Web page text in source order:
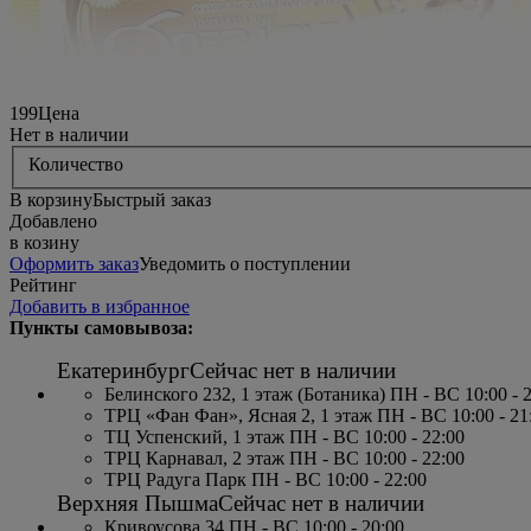
199Цена
Нет в наличии
Количество
В корзинуБыстрый заказ
Добавлено
в козину
Оформить заказУведомить о поступлении
Рейтинг
Добавить в избранное
Пункты самовывоза:
ЕкатеринбургСейчас нет в наличии
Белинского 232, 1 этаж (Ботаника) ПН - ВС 10:00 -
ТРЦ «Фан Фан», Ясная 2, 1 этаж ПН - ВС 10:00 -
ТЦ Успенский, 1 этаж ПН - ВС 10:00 - 22:00
ТРЦ Карнавал, 2 этаж ПН - ВС 10:00 - 22:00
ТРЦ Радуга Парк ПН - ВС 10:00 - 22:00
Верхняя ПышмаСейчас нет в наличии